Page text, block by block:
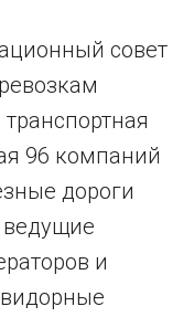
совет
96 компаний
дороги
и